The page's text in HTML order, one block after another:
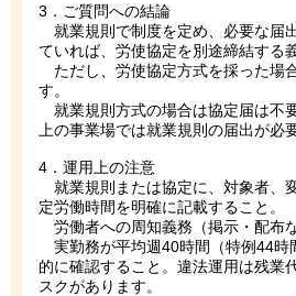
3．ご質問への結論
就業規則で制度を定め、必要な届
ていれば、労使協定を別途締結する
ただし、労使協定方式を採った場
す。
就業規則方式の場合は協定届は不
上の事業場では就業規則の届出が必
4．運用上の注意
就業規則または協定に、対象者、
定労働時間を明確に記載すること。
労働者への周知義務（掲示・配布
実勤務が平均週40時間（特例44時
的に確認すること。違法運用は残業
スクがあります。